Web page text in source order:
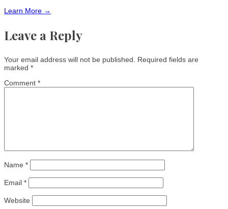
Learn More →
Leave a Reply
Your email address will not be published.
Required fields are
marked *
Comment *
Name *
Email *
Website